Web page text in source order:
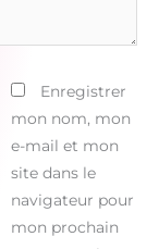
Enregistrer
mon nom, mon
e-mail et mon
site dans le
navigateur pour
mon prochain